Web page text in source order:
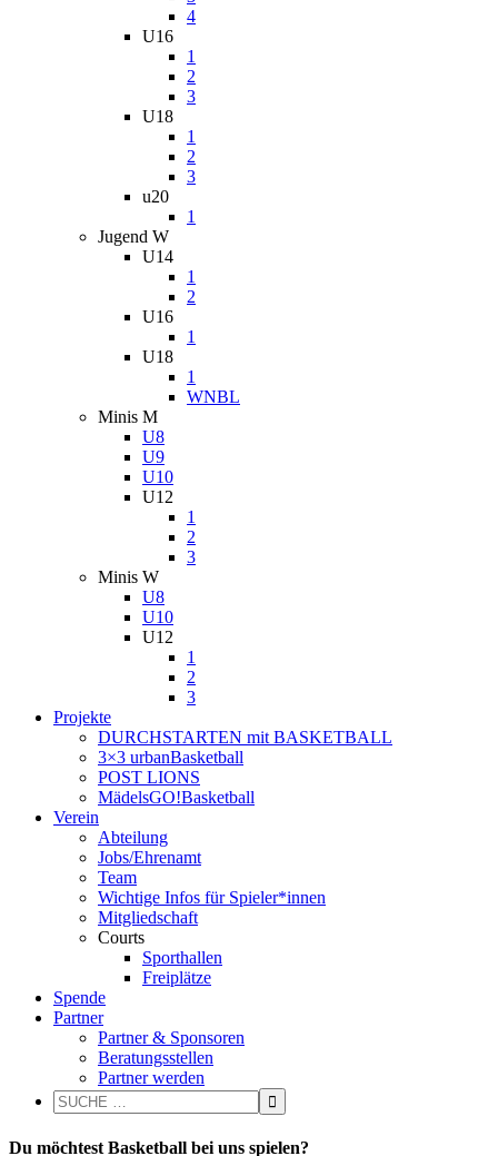
4
U16
1
2
3
U18
1
2
3
u20
1
Jugend W
U14
1
2
U16
1
U18
1
WNBL
Minis M
U8
U9
U10
U12
1
2
3
Minis W
U8
U10
U12
1
2
3
Projekte
DURCHSTARTEN mit BASKETBALL
3×3 urbanBasketball
POST LIONS
MädelsGO!Basketball
Verein
Abteilung
Jobs/Ehrenamt
Team
Wichtige Infos für Spieler*innen
Mitgliedschaft
Courts
Sporthallen
Freiplätze
Spende
Partner
Partner & Sponsoren
Beratungsstellen
Partner werden
Du möchtest Basketball bei uns spielen?